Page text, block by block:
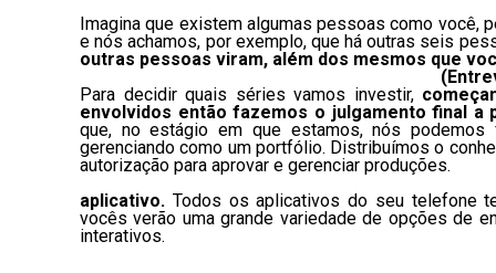
Imagina que existem algumas pessoas como você,
e nós achamos, por exemplo, que há outras seis
outras pessoas viram, além dos mesmos que
(
Para decidir quais séries vamos investir,
envolvidos então fazemos o julgamento final a
que, no estágio em que estamos, nós
gerenciando como um portfólio. Distribuímos o
autorização para aprovar e gerenciar produções.
aplicativo. Todos os aplicativos do seu telefone
vocês verão uma grande variedade de opções de
interativos.